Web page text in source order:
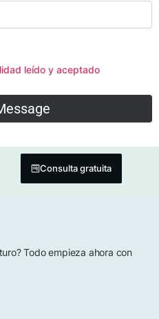
leído y aceptado
Consulta gratuita
Todo empieza ahora con